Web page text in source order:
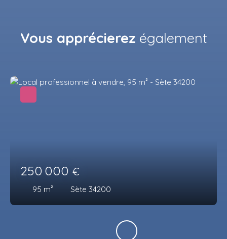
Vous apprécierez également
250 000 €
95 m² Sète 34200